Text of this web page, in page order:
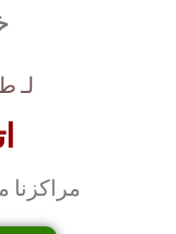
لـ
مراكزنا